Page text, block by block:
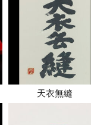
天衣無縫